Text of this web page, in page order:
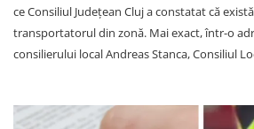
ce Consiliul Județean Cluj a constatat că
transportatorul din zonă. Mai exact, într-o
consilierului local Andreas Stanca, Consiliul